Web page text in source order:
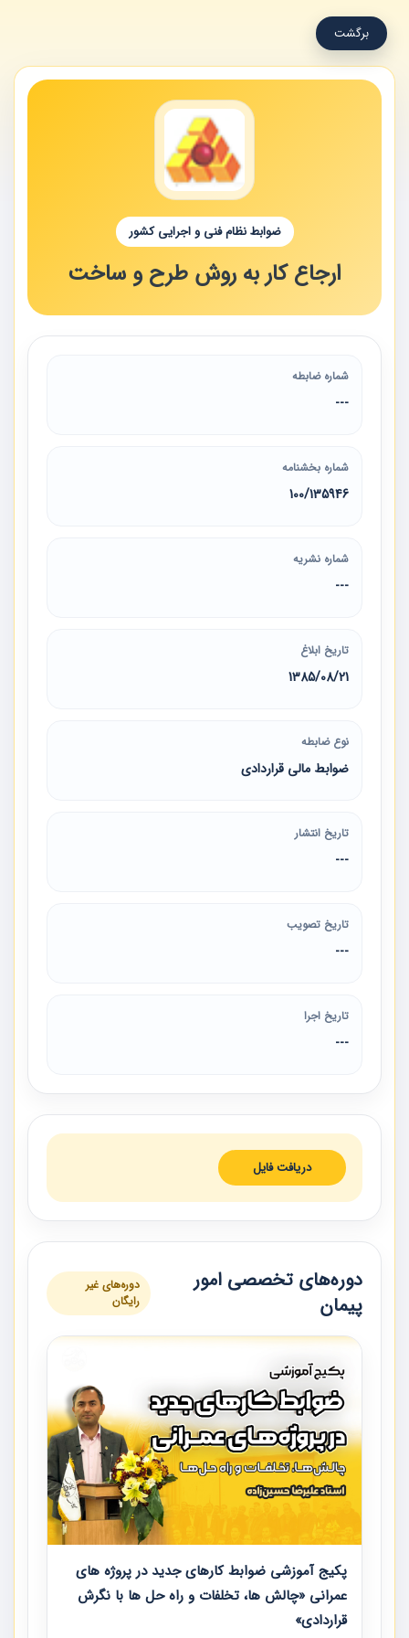
برگشت
ضوابط نظام فنی و اجرایی کشور
ارجاع کار به روش طرح و ساخت
شماره ضابطه
---
شماره بخشنامه
100/135946
شماره نشریه
---
تاریخ ابلاغ
1385/08/21
نوع ضابطه
ضوابط مالی قراردادی
تاریخ انتشار
---
تاریخ تصویب
---
تاریخ اجرا
---
دریافت فایل
دوره‌های تخصصی امور
پیمان
دوره‌های غیر
رایگان
پکیج آموزشی ضوابط کارهای جدید در پروژه های
عمرانی «چالش ها، تخلفات و راه حل ها با نگرش
قراردادی»